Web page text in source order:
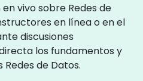
vivo sobre Redes de
en línea o en el
discusiones
los fundamentos y
de Datos.